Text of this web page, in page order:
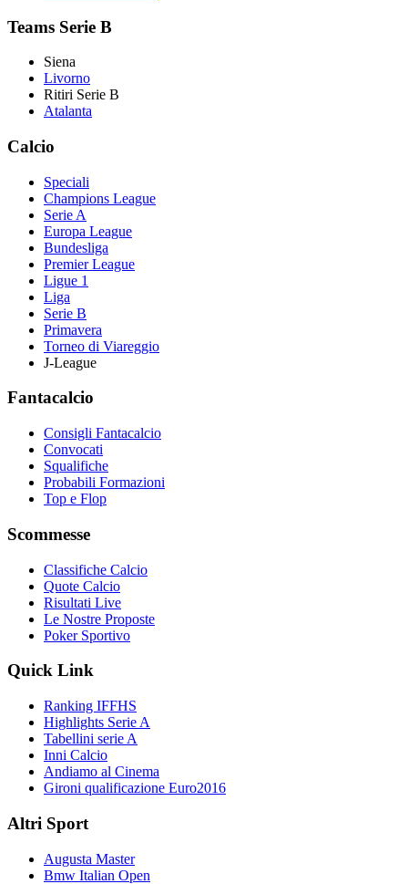
Teams Serie B
Siena
Livorno
Ritiri Serie B
Atalanta
Calcio
Speciali
Champions League
Serie A
Europa League
Bundesliga
Premier League
Ligue 1
Liga
Serie B
Primavera
Torneo di Viareggio
J-League
Fantacalcio
Consigli Fantacalcio
Convocati
Squalifiche
Probabili Formazioni
Top e Flop
Scommesse
Classifiche Calcio
Quote Calcio
Risultati Live
Le Nostre Proposte
Poker Sportivo
Quick Link
Ranking IFFHS
Highlights Serie A
Tabellini serie A
Inni Calcio
Andiamo al Cinema
Gironi qualificazione Euro2016
Altri Sport
Augusta Master
Bmw Italian Open